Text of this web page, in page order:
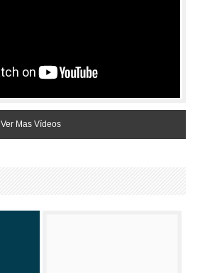
Ver Mas Vídeos